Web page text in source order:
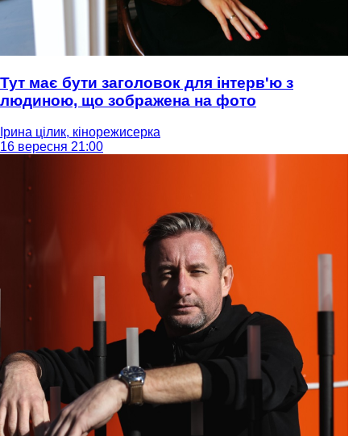
Тут має бути заголовок для інтерв'ю з
людиною, що зображена на фото
Ірина цілик, кінорежисерка
16 вересня 21:00